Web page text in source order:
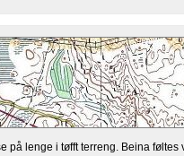
på lenge i tøfft terreng. Beina